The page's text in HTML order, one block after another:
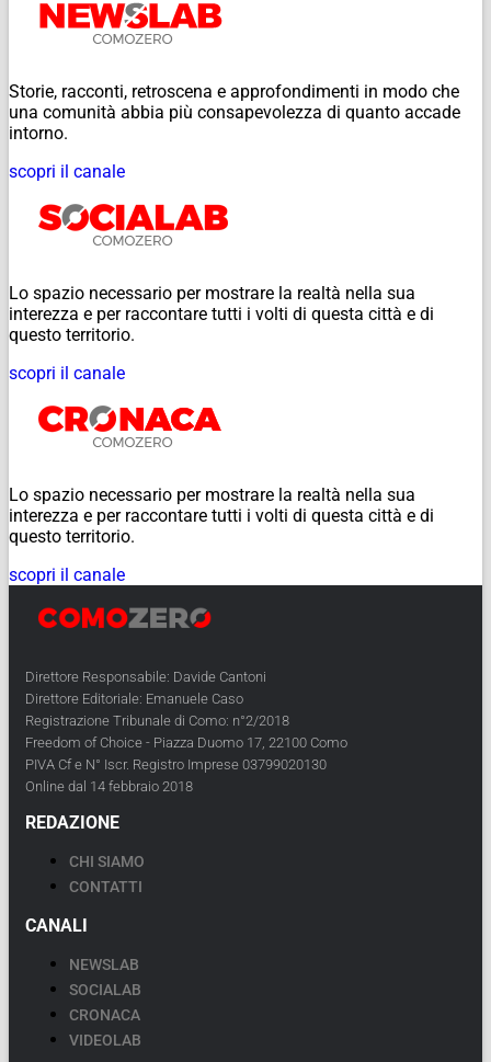
Storie, racconti, retroscena e approfondimenti in modo che
una comunità abbia più consapevolezza di quanto accade
intorno.
scopri il canale
Lo spazio necessario per mostrare la realtà nella sua
interezza e per raccontare tutti i volti di questa città e di
questo territorio.
scopri il canale
Lo spazio necessario per mostrare la realtà nella sua
interezza e per raccontare tutti i volti di questa città e di
questo territorio.
scopri il canale
Direttore Responsabile: Davide Cantoni
Direttore Editoriale: Emanuele Caso
Registrazione Tribunale di Como: n°2/2018
Freedom of Choice - Piazza Duomo 17, 22100 Como
PIVA Cf e N° Iscr. Registro Imprese 03799020130
Online dal 14 febbraio 2018
REDAZIONE
CHI SIAMO
CONTATTI
CANALI
NEWSLAB
SOCIALAB
CRONACA
VIDEOLAB